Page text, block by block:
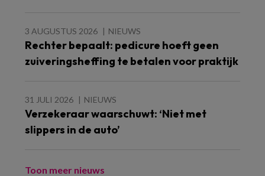
3 AUGUSTUS 2026 NIEUWS
Rechter bepaalt: pedicure hoeft geen
zuiveringsheffing te betalen voor praktijk
31 JULI 2026 NIEUWS
Verzekeraar waarschuwt: ‘Niet met
slippers in de auto’
Toon meer nieuws